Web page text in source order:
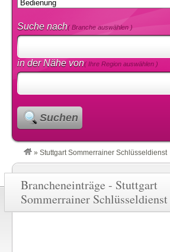
Suche nach( Branche auswählen )
in der Nähe von( Ihre Region auswählen )
Suchen
» Stuttgart Sommerrainer Schlüsseldienst
Brancheneinträge - Stuttgart
Sommerrainer Schlüsseldienst